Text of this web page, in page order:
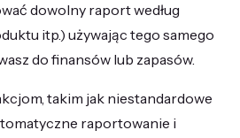
dowolny raport według
itp.) używając tego samego
do finansów lub zapasów.
takim jak niestandardowe
raportowanie i